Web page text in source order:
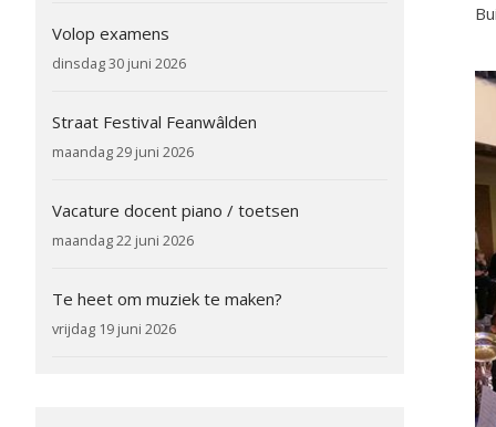
Volop examens
dinsdag 30 juni 2026
Straat Festival Feanwâlden
maandag 29 juni 2026
Vacature docent piano / toetsen
maandag 22 juni 2026
Te heet om muziek te maken?
vrijdag 19 juni 2026